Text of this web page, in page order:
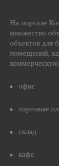
На портале
множество
объектов для
помещений,
офис
торговые
склад
кафе